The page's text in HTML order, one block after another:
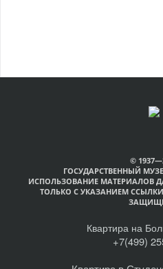
©
ГОСУДАРСТВЕННЫЙ
ИСПОЛЬЗОВАНИЕ МАТЕРИАЛОВ
ТОЛЬКО С УКАЗАНИЕМ
Квартира на
+7(499)